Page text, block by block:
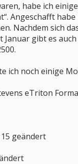
habe ich
Angeschafft
Nachdem sich
Januar gibt es
ich noch einige
eTriton
geändert